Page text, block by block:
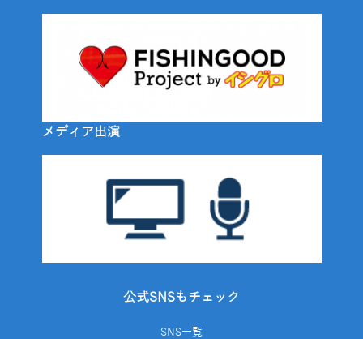
メディア出演
公式SNSもチェック
SNS一覧